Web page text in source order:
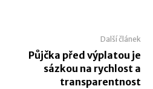
Další článek
Půjčka před výplatou je
sázkou na rychlost a
transparentnost